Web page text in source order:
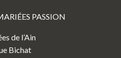
PASSION
de l’Ain
Bichat